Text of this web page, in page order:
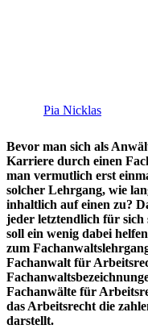
Pia Nicklas
Bevor man sich als
Karriere durch einen
man vermutlich erst
solcher Lehrgang, wie
inhaltlich auf einen zu?
jeder letztendlich für sich
soll ein wenig dabei
zum
Fachanwalt für
Fachanwälte für
das Arbeitsrecht die
darstellt.